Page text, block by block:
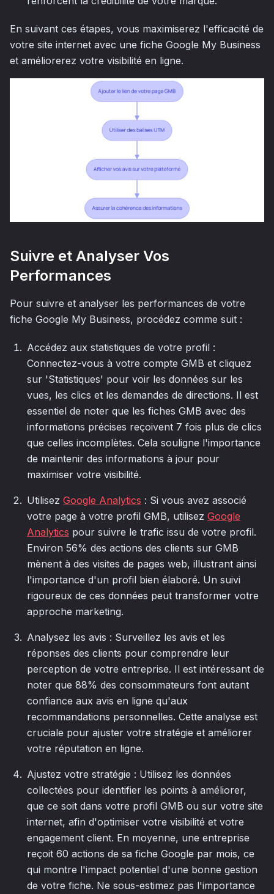
En suivant ces étapes, vous maximiserez l'efficacité de
votre site internet avec une fiche Google My Business
et améliorerez votre visibilité en ligne.
Suivre et Analyser Vos
Performances
Pour suivre et analyser les performances de votre
fiche Google My Business, procédez comme suit :
Accédez aux statistiques de votre profil :
Connectez-vous à votre compte GMB et cliquez
sur 'Statistiques' pour voir les données sur les
vues, les clics et les demandes de directions. Il est
essentiel de noter que les fiches GMB avec des
informations précises reçoivent 7 fois plus de clics
que celles incomplètes. Cela souligne l'importance
de maintenir des informations à jour pour
maximiser votre visibilité.
Utilisez Google Analytics : Si vous avez associé
votre page à votre profil GMB, utilisez Google
Analytics pour suivre le trafic issu de votre profil.
Environ 56% des actions des clients sur GMB
mènent à des visites de pages web, illustrant ainsi
l'importance d'un profil bien élaboré. Un suivi
rigoureux de ces données peut transformer votre
approche marketing.
Analysez les avis : Surveillez les avis et les
réponses des clients pour comprendre leur
perception de votre entreprise. Il est intéressant de
noter que 88% des consommateurs font autant
confiance aux avis en ligne qu'aux
recommandations personnelles. Cette analyse est
cruciale pour ajuster votre stratégie et améliorer
votre réputation en ligne.
Ajustez votre stratégie : Utilisez les données
collectées pour identifier les points à améliorer,
que ce soit dans votre profil GMB ou sur votre site
internet, afin d'optimiser votre visibilité et votre
engagement client. En moyenne, une entreprise
reçoit 60 actions de sa fiche Google par mois, ce
qui montre l'impact potentiel d'une bonne gestion
de votre fiche. Ne sous-estimez pas l'importance